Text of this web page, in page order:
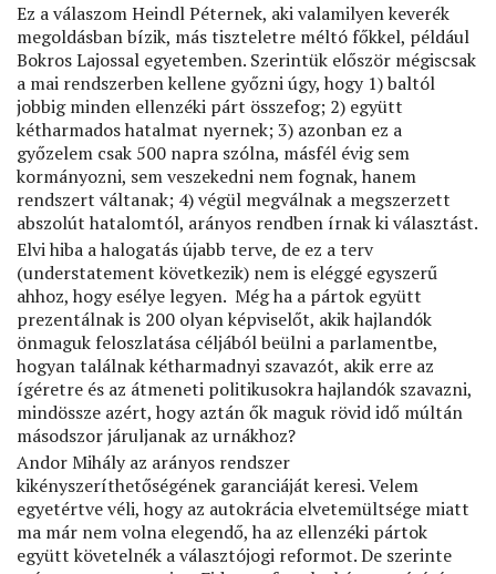
Ez a válaszom Heindl Péternek, aki valamilyen keverék
megoldásban bízik, más tiszteletre méltó főkkel, például
Bokros Lajossal egyetemben. Szerintük először mégiscsak
a mai rendszerben kellene győzni úgy, hogy 1) baltól
jobbig minden ellenzéki párt összefog; 2) együtt
kétharmados hatalmat nyernek; 3) azonban ez a
győzelem csak 500 napra szólna, másfél évig sem
kormányozni, sem veszekedni nem fognak, hanem
rendszert váltanak; 4) végül megválnak a megszerzett
abszolút hatalomtól, arányos rendben írnak ki választást.
Elvi hiba a halogatás újabb terve, de ez a terv
(understatement következik) nem is eléggé egyszerű
ahhoz, hogy esélye legyen. Még ha a pártok együtt
prezentálnak is 200 olyan képviselőt, akik hajlandók
önmaguk feloszlatása céljából beülni a parlamentbe,
hogyan találnak kétharmadnyi szavazót, akik erre az
ígéretre és az átmeneti politikusokra hajlandók szavazni,
mindössze azért, hogy aztán ők maguk rövid idő múltán
másodszor járuljanak az urnákhoz?
Andor Mihály az arányos rendszer
kikényszeríthetőségének garanciáját keresi. Velem
egyetértve véli, hogy az autokrácia elvetemültsége miatt
ma már nem volna elegendő, ha az ellenzéki pártok
együtt követelnék a választójogi reformot. De szerinte